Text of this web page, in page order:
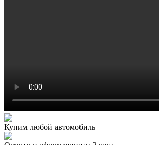
Купим любой автомобиль